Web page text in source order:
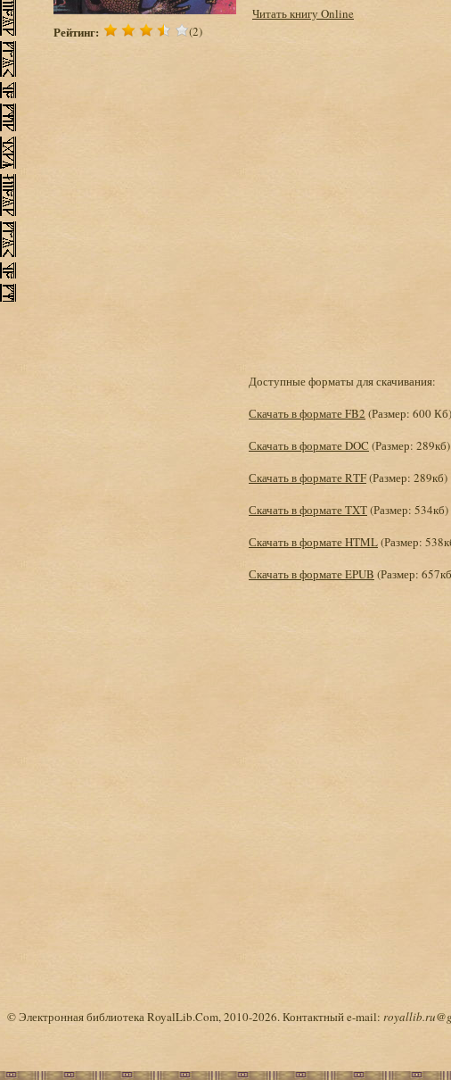
Рейтинг: (2)
Читать книгу Online
Доступные форматы для скачивания:
Скачать в формате FB2 (Размер: 600 Кб)
Скачать в формате DOC (Размер: 289кб)
Скачать в формате RTF(Размер: 289кб)
Скачать в формате TXT(Размер: 534кб)
Скачать в формате HTML(Размер:
Скачать в формате EPUB (Размер:
© Электронная библиотека RoyalLib.Com, 2010-2026. Контактный e-mail: